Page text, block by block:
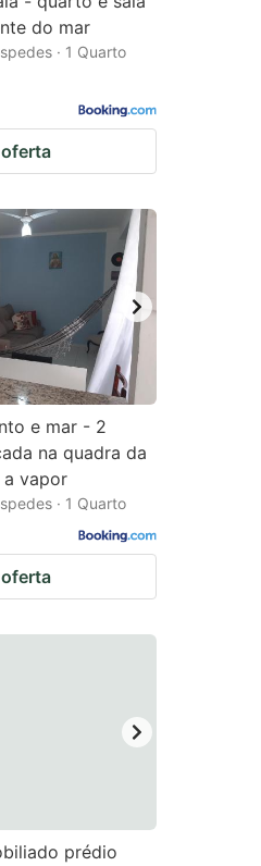
do mar
· 1 Quarto
e mar - 2
na quadra da
a vapor
· 1 Quarto
prédio